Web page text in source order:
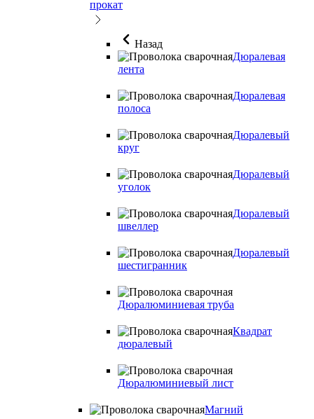
прокат
Назад
Дюралевая
лента
Дюралевая
полоса
Дюралевый
круг
Дюралевый
уголок
Дюралевый
швеллер
Дюралевый
шестигранник
Дюралюминиевая труба
Квадрат
дюралевый
Дюралюминиевый лист
Магний